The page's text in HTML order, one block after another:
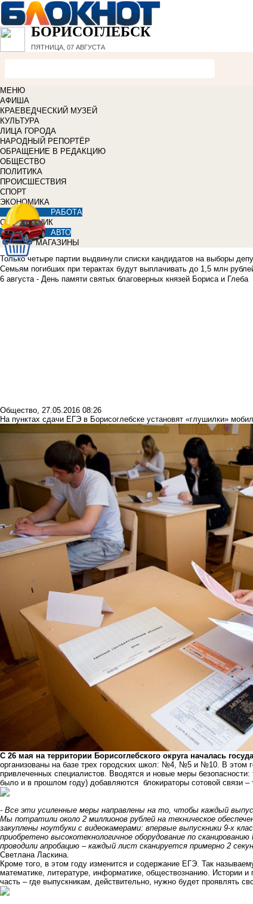
БОРИСОГЛЕБСК
ПЯТНИЦА, 07 АВГУСТА
МЕНЮ
АФИША
КРАЕВЕДЧЕСКИЙ МУЗЕЙ
КУЛЬТУРА
ЛИЦА ГОРОДА
НАРОДНЫЙ РЕПОРТЁР
ОБРАЩЕНИЕ В РЕДАКЦИЮ
ОБЩЕСТВО
ПОЛИТИКА
ПРОИСШЕСТВИЯ
СПОРТ
ЭКОНОМИКА
РАБОТА
СПРАВОЧНИК
АВТО
МАГАЗИНЫ
Только четыре партии выдвинули списки кандидатов на выборы
Семьям погибших при терактах будут выплачивать до 1,5 млн
6 августа - День памяти святых благоверных князей Бориса и Глеба
Общество, 27.05.2016 08:26
На пунктах сдачи ЕГЭ в Борисоглебске установят «глушилки»
С 26 мая на территории Борисоглебского округа началась
организованы на базе трех городских школ: №4, №5 и №10. В этом
привлеченных специалистов. Вводятся и новые меры
было и в прошлом году) добавляются блокираторы сотовой связи –
- Все эти усиленные меры направлены на то, чтобы каждый
Мы потратили около 2 миллионов рублей на техническое
закуплены ноутбуки с видеокамерами: впервые выпускники 9-х
приобретено высокотехнологичное оборудование по
проводили апробацию – каждый лист сканируется примерно 2
Светлана Ласкина.
Кроме того, в этом году изменится и содержание ЕГЭ. Так
математике, литературе, информатике, обществознанию. Истории
часть – где выпускникам, действительно, нужно будет проявлять